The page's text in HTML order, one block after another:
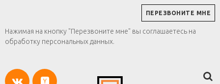
Нажимая на кнопку "Перезвоните мне" вы соглашаетесь на
обработку персональных данных.